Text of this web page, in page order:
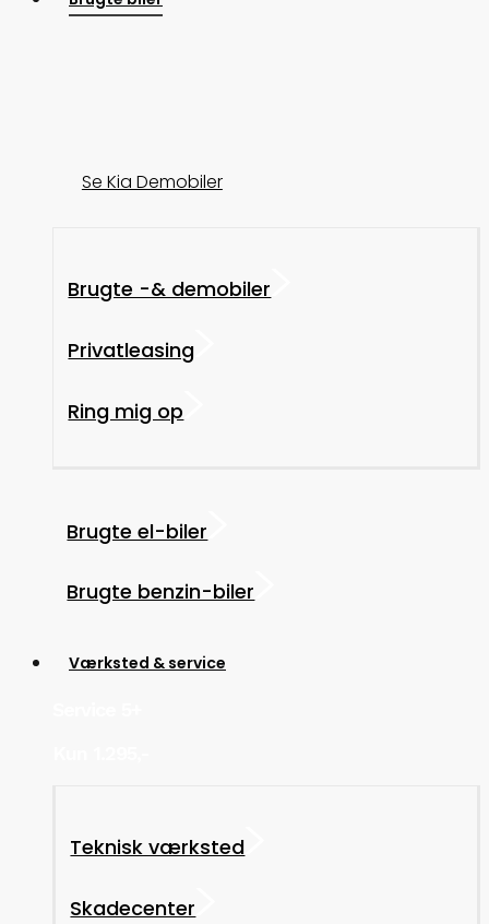
Se Kia Demobiler
Brugte -& demobiler
Privatleasing
Ring mig op
Brugte el-biler
Brugte benzin-biler
Værksted & service
Teknisk værksted
Skadecenter